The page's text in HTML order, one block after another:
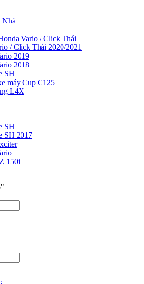
Nhà
Vario / Click Thái
/ Click Thái 2020/2021
2019
2018
SH
máy Cup C125
L4X
SH
SH 2017
150i